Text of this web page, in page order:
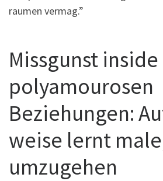
raumen vermag.”
Missgunst inside
polyamourosen
Beziehungen:
weise lernt
umzugehen